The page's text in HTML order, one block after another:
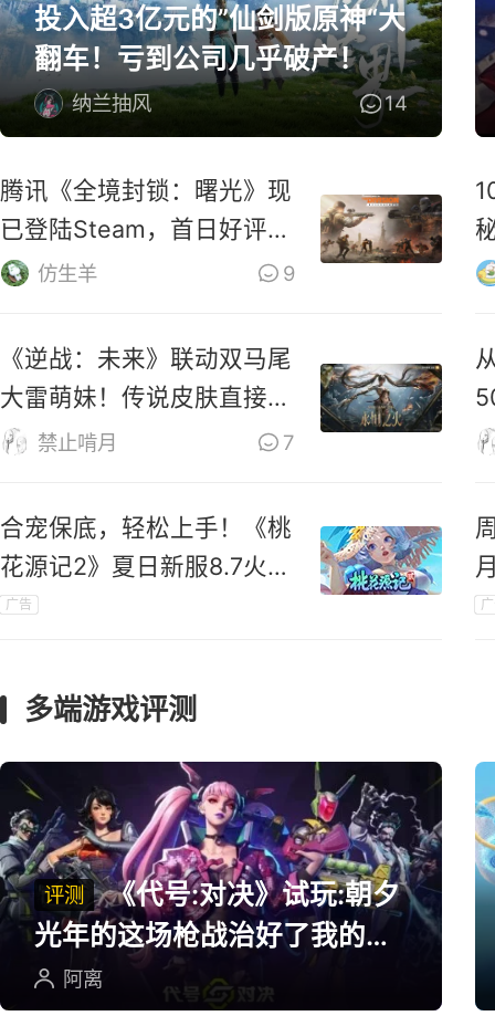
投入超3亿元的”仙剑版原神“大
翻车！亏到公司几乎破产！
纳兰抽风 14
腾讯《全境封锁：曙光》现
已登陆Steam，首日好评率
仅31%仿生羊 9
《逆战：未来》联动双马尾
大雷萌妹！传说皮肤直接免
费送！禁止啃月 7
合宠保底，轻松上手！《桃
花源记2》夏日新服8.7火爆
开启
广告
多端游戏评测
评测
《代号:对决》试玩:朝夕
光年的这场枪战治好了我的低
血压
阿离